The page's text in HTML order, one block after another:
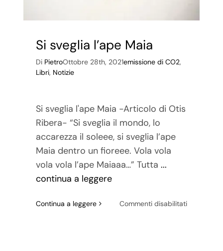
Si sveglia l’ape Maia
Di PietroOttobre 28th, 2021emissione di CO2,
Libri, Notizie
Si sveglia l'ape Maia -Articolo di Otis
Ribera- “Si sveglia il mondo, lo
accarezza il soleee, si sveglia l’ape
Maia dentro un fioreee. Vola vola
vola vola l’ape Maiaaa…” Tutta ...
continua a leggere
Continua a leggere Commenti disabilitatisu